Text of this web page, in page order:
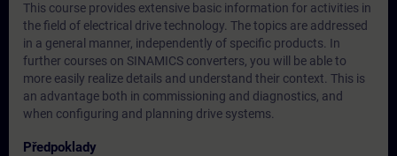
This course provides extensive basic information for activities in
the field of electrical drive technology. The topics are addressed
in a general manner, independently of specific products. In
further courses on SINAMICS converters, you will be able to
more easily realize details and understand their context. This is
an advantage both in commissioning and diagnostics, and
when configuring and planning drive systems.
Předpoklady